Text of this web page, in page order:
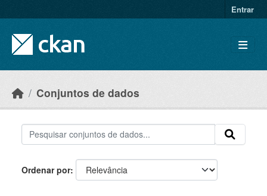
Entrar
Conjuntos de dados
Ordenar por